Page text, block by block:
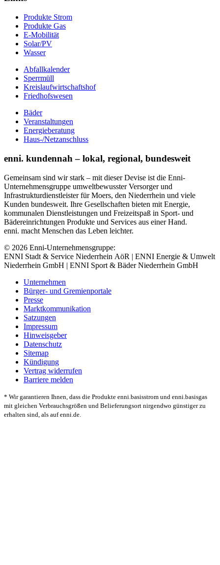
Produkte Strom
Produkte Gas
E-Mobilität
Solar/PV
Wasser
Abfallkalender
Sperrmüll
Kreislaufwirtschaftshof
Friedhofswesen
Bäder
Veranstaltungen
Energieberatung
Haus-/Netzanschluss
enni. kundennah – lokal, regional, bundesweit
Gemeinsam sind wir stark – mit dieser Devise ist die Enni-
Unternehmensgruppe umweltbewusster Versorger und
Infrastrukturdienstleister für Moers, den Niederrhein und viele
Kunden bundesweit. Ihre Gesellschaften bieten mit Energie,
kommunalen Dienstleistungen und Freizeitspaß in Sport- und
Bädereinrichtungen Produkte und Services aus einer Hand.
enni. macht Menschen das Leben leichter.
© 2026 Enni-Unternehmensgruppe:
ENNI Stadt & Service Niederrhein AöR | ENNI Energie & Umwelt
Niederrhein GmbH | ENNI Sport & Bäder Niederrhein GmbH
Unternehmen
Bürger- und Gremienportale
Presse
Marktkommunikation
Satzungen
Impressum
Hinweisgeber
Datenschutz
Sitemap
Kündigung
Vertrag widerrufen
Barriere melden
* Wir garantieren Ihnen, dass die Produkte enni.basisstrom und enni.basisgas
mit gleichen Verbrauchsgrößen und Belieferungsort nirgendwo günstiger zu
erhalten sind, als auf enni.de.